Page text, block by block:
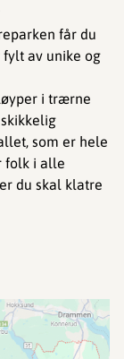
får du
av unike og
i trærne
som er hele
folk i alle
du skal klatre